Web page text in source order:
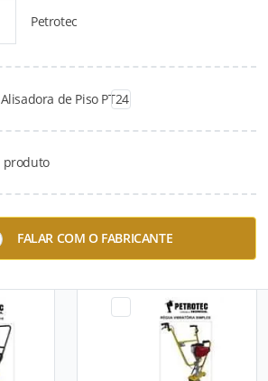
Petrotec
de Piso PT24
produto
FALAR COM O FABRICANTE
para Download